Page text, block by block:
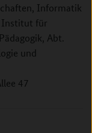
Informatik
Institut für
Abt.
und
47